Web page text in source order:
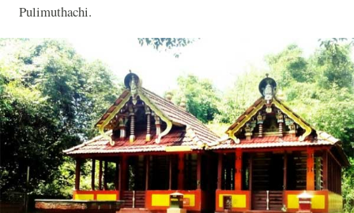
Pulimuthachi.